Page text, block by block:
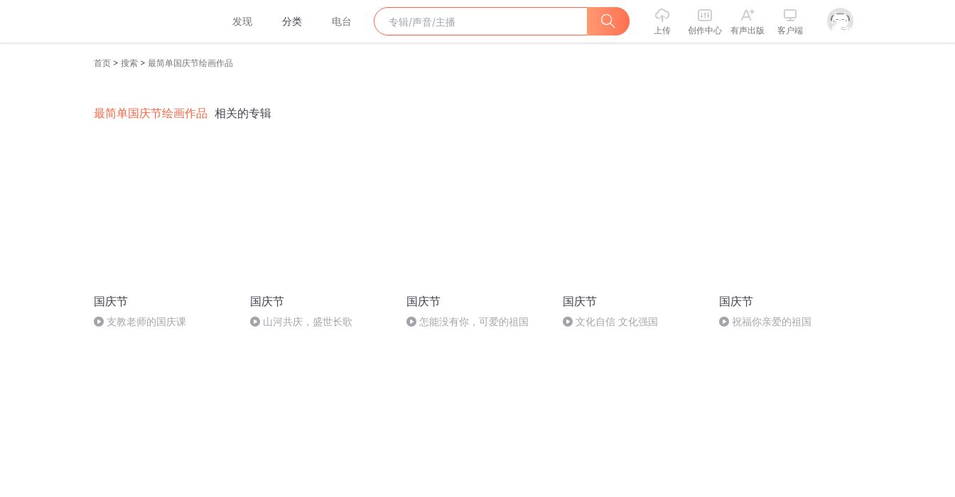
发现 分类 电台
上传 创作中心 有声出版 客户端
首页 > 搜索 > 最简单国庆节绘画作品
最简单国庆节绘画作品 相关的专辑
国庆节
支教老师的国庆课
国庆节
山河共庆，盛世长歌
国庆节
怎能没有你，可爱的祖国
国庆节
文化自信 文化强国
国庆节
祝福你亲爱的祖国